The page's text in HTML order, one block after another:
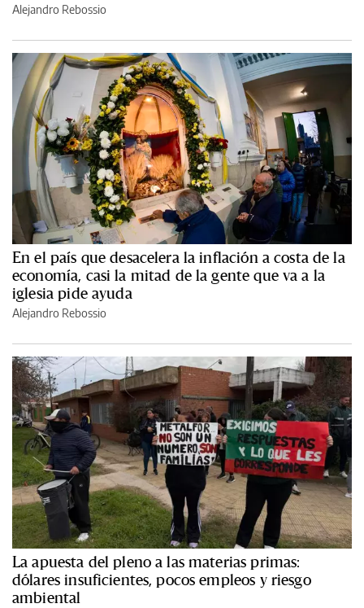
Alejandro Rebossio
En el país que desacelera la inflación a costa de la
economía, casi la mitad de la gente que va a la
iglesia pide ayuda
Alejandro Rebossio
La apuesta del pleno a las materias primas:
dólares insuficientes, pocos empleos y riesgo
ambiental